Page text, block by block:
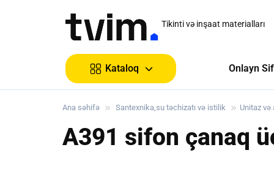
Tikinti və inşaat materialları
Kataloq Onlayn
Ana səhifə Santexnika,su təchizatı və istilik Unitaz
A391 sifon çanaq